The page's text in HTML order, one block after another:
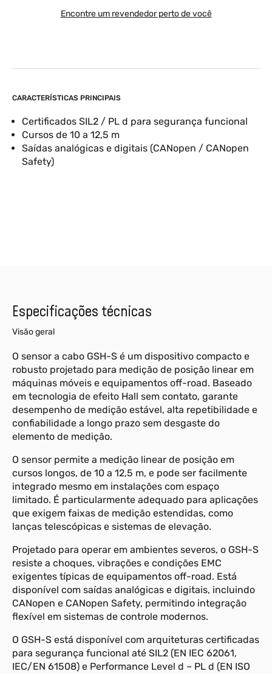
CARACTERÍSTICAS PRINCIPAIS
Certificados SIL2 / PL d para segurança funcional
Cursos de 10 a 12,5 m
Saídas analógicas e digitais (CANopen / CANopen
Safety)
Encontre um revendedor perto de você
Especificações técnicas
Visão geral
O sensor a cabo GSH-S é um dispositivo compacto e
robusto projetado para medição de posição linear em
máquinas móveis e equipamentos off-road. Baseado
em tecnologia de efeito Hall sem contato, garante
desempenho de medição estável, alta repetibilidade e
confiabilidade a longo prazo sem desgaste do
elemento de medição.
O sensor permite a medição linear de posição em
cursos longos, de 10 a 12,5 m, e pode ser facilmente
integrado mesmo em instalações com espaço
limitado. É particularmente adequado para aplicações
que exigem faixas de medição estendidas, como
lanças telescópicas e sistemas de elevação.
Projetado para operar em ambientes severos, o GSH-S
resiste a choques, vibrações e condições EMC
exigentes típicas de equipamentos off-road. Está
disponível com saídas analógicas e digitais, incluindo
CANopen e CANopen Safety, permitindo integração
flexível em sistemas de controle modernos.
O GSH-S está disponível com arquiteturas certificadas
para segurança funcional até SIL2 (EN IEC 62061,
IEC/EN 61508) e Performance Level d – PL d (EN ISO